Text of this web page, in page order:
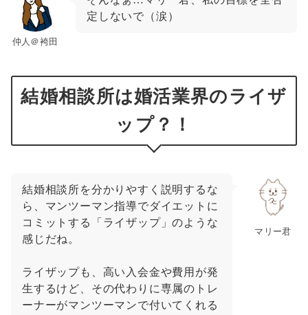
仲人＠袴田
定しないで（涙）
結婚相談所は婚活業界のライザ
ップ？！
マリー君
結婚相談所を分かりやすく説明するな
ら、マンツーマン指導でダイエットに
コミットする「ライザップ」のような
感じだね。
ライザップも、高い入会金や費用が発
生するけど、その代わりに専属のトレ
ーナーがマンツーマンで付いてくれる